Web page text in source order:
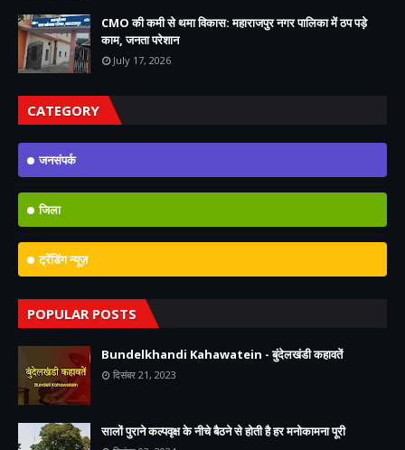
CMO की कमी से थमा विकास: महाराजपुर नगर पालिका में ठप पड़े
काम, जनता परेशान
July 17, 2026
CATEGORY
जनसंपर्क
जिला
ट्रेंडिंग न्यूज़
POPULAR POSTS
Bundelkhandi Kahawatein - बुंदेलखंडी कहावतें
दिसंबर 21, 2023
सालों पुराने कल्पवृक्ष के नीचे बैठने से होती है हर मनोकामना पूरी